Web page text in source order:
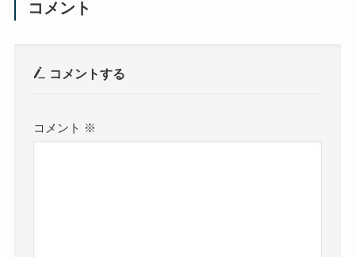
コメント
コメントする
コメント ※